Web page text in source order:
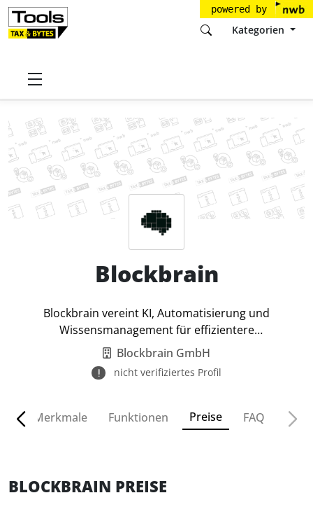
powered by
Kategorien
Startseite
Blockbrain
Blockbrain vereint KI, Automatisierung und
Wissensmanagement für effizientere
Unternehmensprozesse.
Blockbrain GmbH
nicht verifiziertes Profil
Merkmale Funktionen Preise FAQ
BLOCKBRAIN PREISE